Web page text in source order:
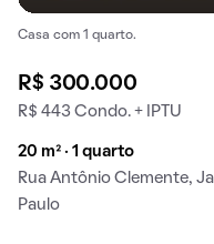
Casa com 1 quarto.
R$ 300.000
R$ 443 Condo. + IPTU
20 m² · 1 quarto
Rua Antônio Clemente,
Paulo